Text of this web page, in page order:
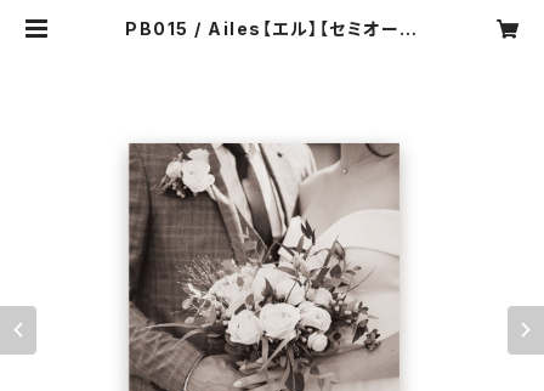
PB015 / Ailes【エル】【セミオーダ